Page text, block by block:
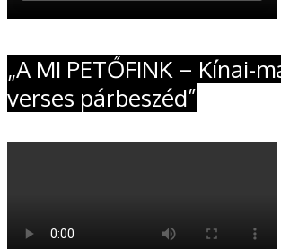
„A MI PETŐFINK – Kínai-
verses párbeszéd”